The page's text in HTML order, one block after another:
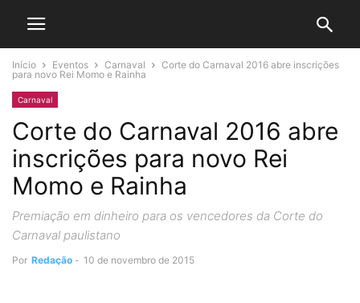
Início Eventos Carnaval
Corte do Carnaval 2016 abre inscrições
para novo Rei Momo e Rainha
Carnaval
Corte do Carnaval 2016 abre
inscrições para novo Rei
Momo e Rainha
Premiação em dinheiro para os vencedores da Corte do
Carnaval paulistano
Por Redação - 10 de novembro de 2015